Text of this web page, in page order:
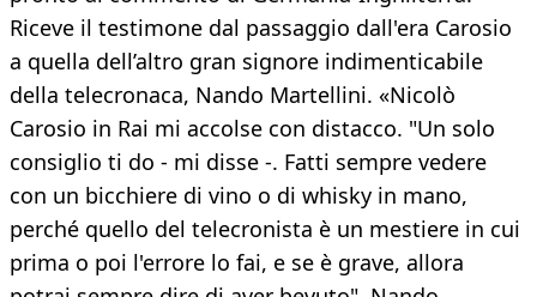
Riceve il testimone dal passaggio dall'era Carosio
a quella dell’altro gran signore indimenticabile
della telecronaca, Nando Martellini. «Nicolò
Carosio in Rai mi accolse con distacco. "Un solo
consiglio ti do - mi disse -. Fatti sempre vedere
con un bicchiere di vino o di whisky in mano,
perché quello del telecronista è un mestiere in cui
prima o poi l'errore lo fai, e se è grave, allora